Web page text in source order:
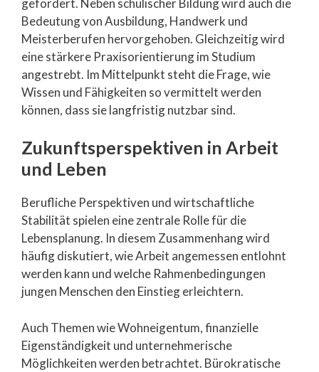
Bedeutung von Ausbildung, Handwerk und
Meisterberufen hervorgehoben. Gleichzeitig wird
eine stärkere Praxisorientierung im Studium
angestrebt. Im Mittelpunkt steht die Frage, wie
Wissen und Fähigkeiten so vermittelt werden
können, dass sie langfristig nutzbar sind.
Zukunftsperspektiven in Arbeit
und Leben
Berufliche Perspektiven und wirtschaftliche
Stabilität spielen eine zentrale Rolle für die
Lebensplanung. In diesem Zusammenhang wird
häufig diskutiert, wie Arbeit angemessen entlohnt
werden kann und welche Rahmenbedingungen
jungen Menschen den Einstieg erleichtern.
Auch Themen wie Wohneigentum, finanzielle
Eigenständigkeit und unternehmerische
Möglichkeiten werden betrachtet. Bürokratische